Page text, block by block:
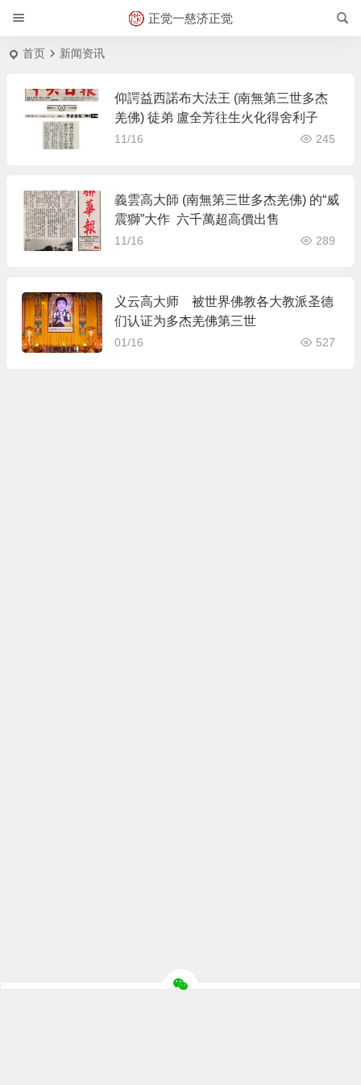
正觉一慈济正觉
首页 新闻资讯
仰諤益西諾布大法王 (南無第三世多杰
羌佛) 徒弟 盧全芳往生火化得舍利子
11/16 245
義雲高大師 (南無第三世多杰羌佛) 的“威
11/16 289
义云高大师 被世界佛教各大教派圣德
们认证为多杰羌佛第三世
01/16 527